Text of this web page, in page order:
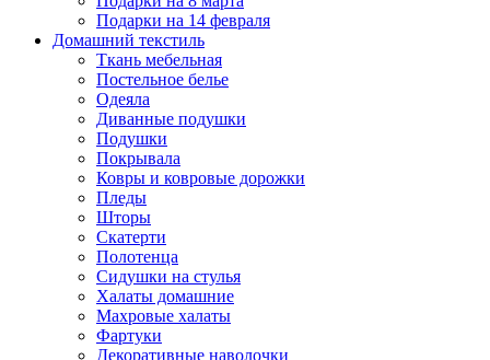
Подарки на 14 февраля
Домашний текстиль
Ткань мебельная
Постельное белье
Одеяла
Диванные подушки
Подушки
Покрывала
Ковры и ковровые дорожки
Пледы
Шторы
Скатерти
Полотенца
Сидушки на стулья
Халаты домашние
Махровые халаты
Фартуки
Декоративные наволочки